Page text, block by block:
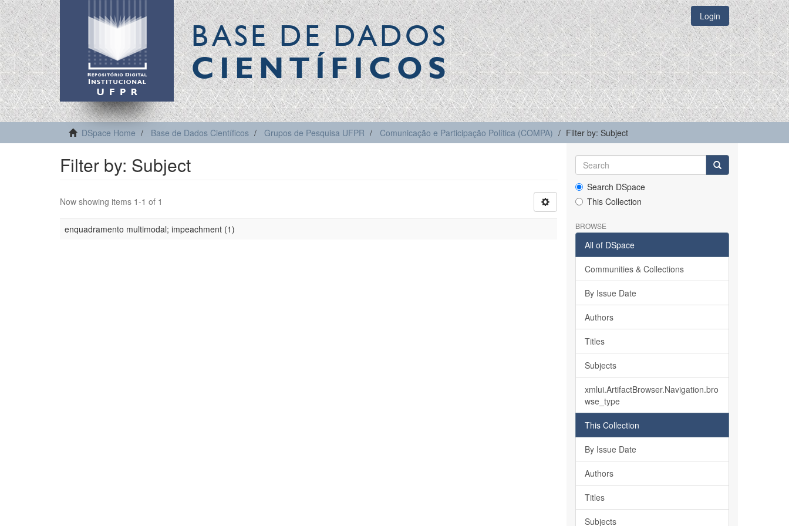
BASE DE DADOS
CIENTÍFICOS
Login
DSpace Home Base de Dados Científicos Grupos de Pesquisa UFPR Comunicação e Participação Política (COMPA) Filter by: Subject
Filter by: Subject
Now showing items 1-1 of 1
enquadramento multimodal; impeachment (1)
Search DSpace
This Collection
BROWSE
All of DSpace
Communities & Collections
By Issue Date
Authors
Titles
Subjects
xmlui.ArtifactBrowser.Navigation.bro
wse_type
This Collection
By Issue Date
Authors
Titles
Subjects